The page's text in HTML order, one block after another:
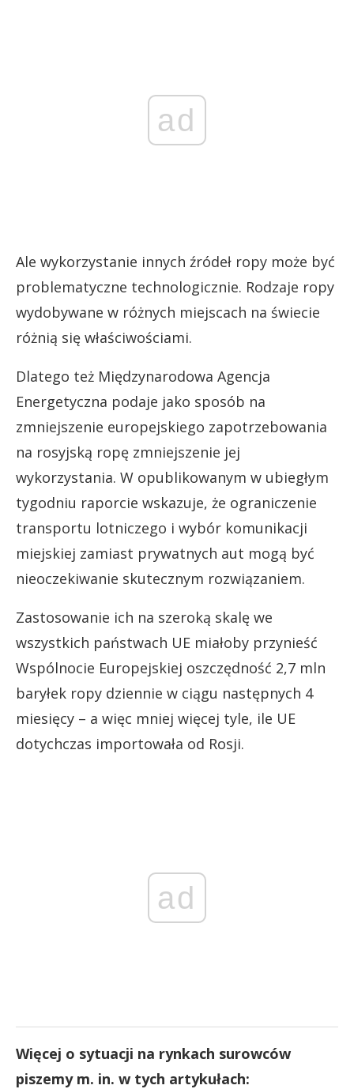
ad
Ale wykorzystanie innych źródeł ropy może być
problematyczne technologicznie. Rodzaje ropy
wydobywane w różnych miejscach na świecie
różnią się właściwościami.
Dlatego też Międzynarodowa Agencja
Energetyczna podaje jako sposób na
zmniejszenie europejskiego zapotrzebowania
na rosyjską ropę zmniejszenie jej
wykorzystania. W opublikowanym w ubiegłym
tygodniu raporcie wskazuje, że ograniczenie
transportu lotniczego i wybór komunikacji
miejskiej zamiast prywatnych aut mogą być
nieoczekiwanie skutecznym rozwiązaniem.
Zastosowanie ich na szeroką skalę we
wszystkich państwach UE miałoby przynieść
Wspólnocie Europejskiej oszczędność 2,7 mln
baryłek ropy dziennie w ciągu następnych 4
miesięcy – a więc mniej więcej tyle, ile UE
dotychczas importowała od Rosji.
ad
Więcej o sytuacji na rynkach surowców
piszemy m. in. w tych artykułach: